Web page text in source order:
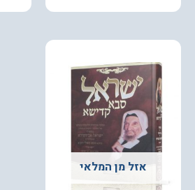
אזל מן המלאי